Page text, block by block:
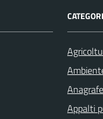
Appalti